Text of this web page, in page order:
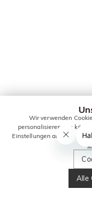
Wir verwenden
personalisieren. Sie
Einstellungen anpassen.
Alle